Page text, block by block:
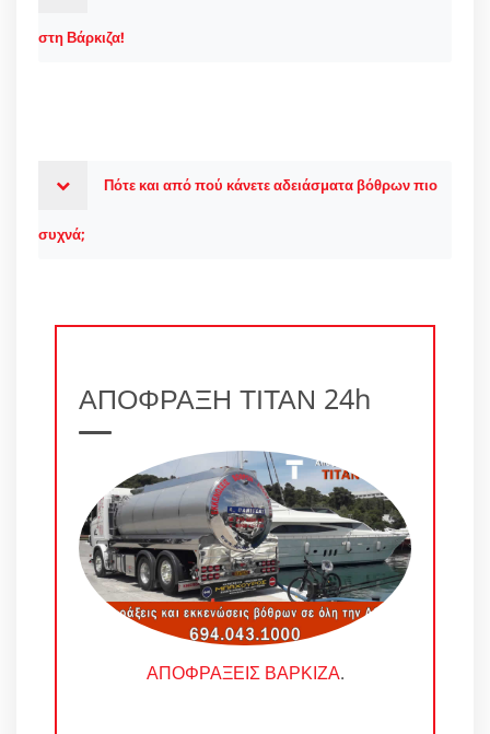
στη Βάρκιζα!
Πότε και από πού κάνετε αδειάσματα βόθρων πιο
συχνά;
ΑΠΟΦΡΑΞΗ ΤΙΤΑΝ 24h
ΑΠΟΦΡΑΞΕΙΣ ΒΑΡΚΙΖΑ.